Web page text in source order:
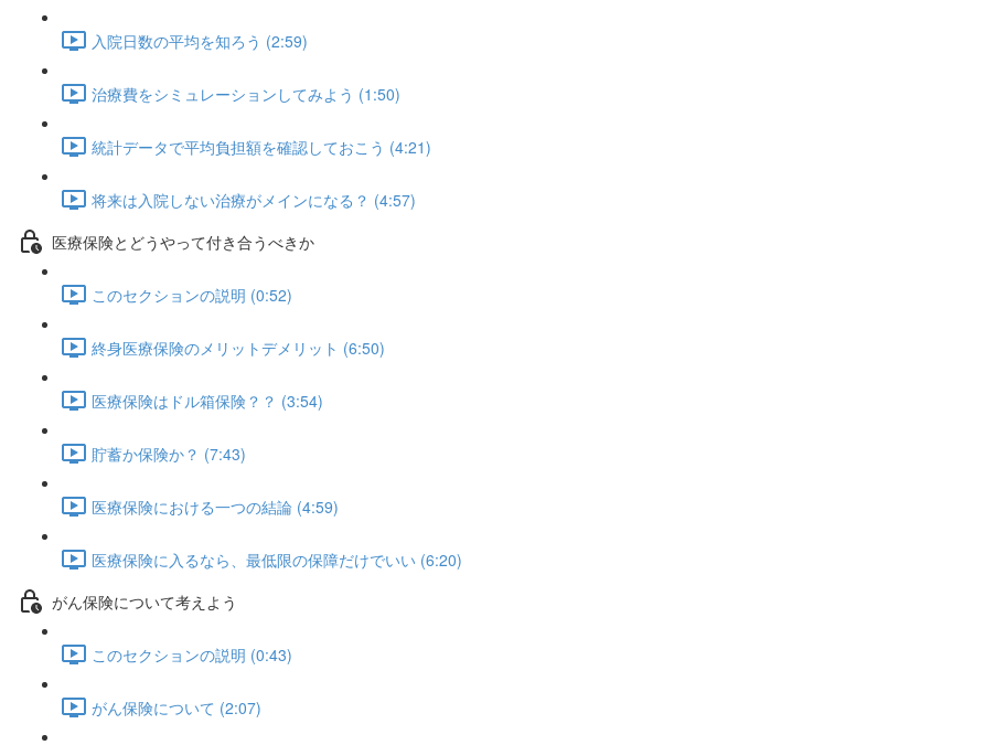
入院日数の平均を知ろう (2:59)
治療費をシミュレーションしてみよう (1:50)
統計データで平均負担額を確認しておこう (4:21)
将来は入院しない治療がメインになる？ (4:57)
医療保険とどうやって付き合うべきか
このセクションの説明 (0:52)
終身医療保険のメリットデメリット (6:50)
医療保険はドル箱保険？？ (3:54)
貯蓄か保険か？ (7:43)
医療保険における一つの結論 (4:59)
医療保険に入るなら、最低限の保障だけでいい (6:20)
がん保険について考えよう
このセクションの説明 (0:43)
がん保険について (2:07)